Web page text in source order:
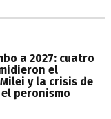
a 2027: cuatro
el
y la crisis de
peronismo